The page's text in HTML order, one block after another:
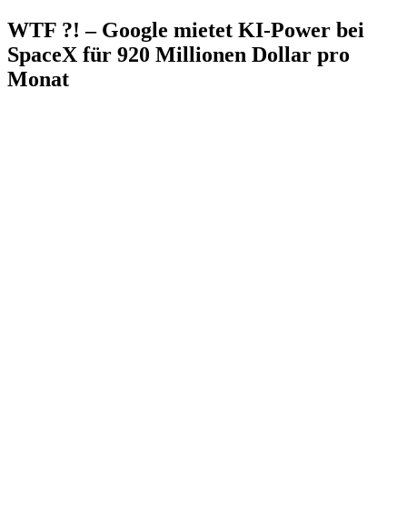
WTF ?! – Google mietet KI-Power bei
SpaceX für 920 Millionen Dollar pro
Monat